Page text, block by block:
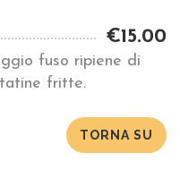
€15.00
fuso ripiene di
fritte.
TORNA SU